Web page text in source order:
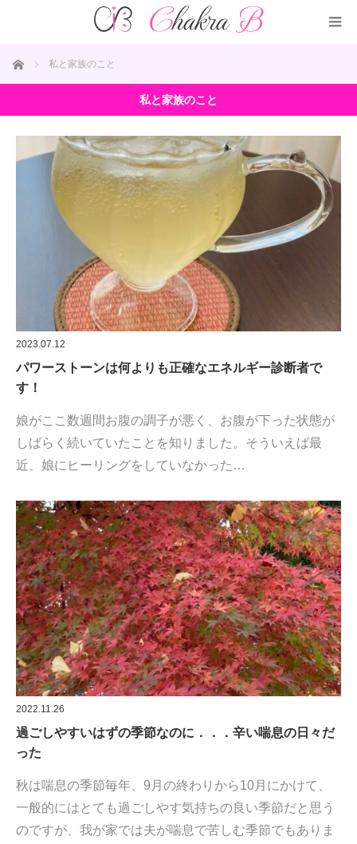
ホーム 私と家族のこと
私と家族のこと
2023.07.12
パワーストーンは何よりも正確なエネルギー診断者で
す！
娘がここ数週間お腹の調子が悪く、お腹が下った状態が
しばらく続いていたことを知りました。そういえば最
近、娘にヒーリングをしていなかった…
2022.11.26
過ごしやすいはずの季節なのに．．．辛い喘息の日々だ
った
秋は喘息の季節毎年、9月の終わりから10月にかけて、
一般的にはとても過ごしやす気持ちの良い季節だと思う
のですが、我が家では夫が喘息で苦しむ季節でもありま